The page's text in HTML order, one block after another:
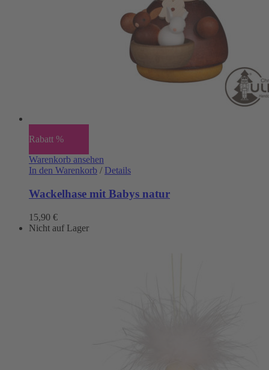
Rabatt %
Warenkorb ansehen
In den Warenkorb / Details
Wackelhase mit Babys natur
15,90 €
Nicht auf Lager